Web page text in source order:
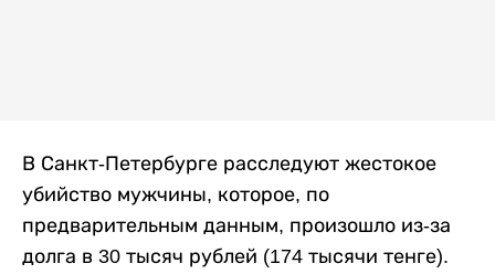
В Санкт-Петербурге расследуют жестокое
убийство мужчины, которое, по
предварительным данным, произошло из-за
долга в 30 тысяч рублей (174 тысячи тенге).